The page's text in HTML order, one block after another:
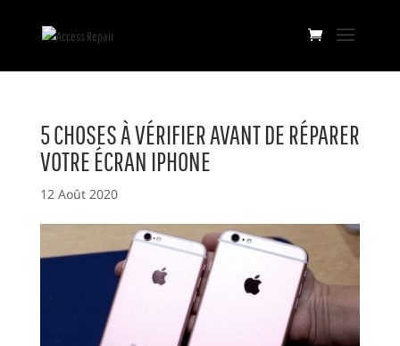
5 CHOSES À VÉRIFIER AVANT DE RÉPARER
VOTRE ÉCRAN IPHONE
12 Août 2020